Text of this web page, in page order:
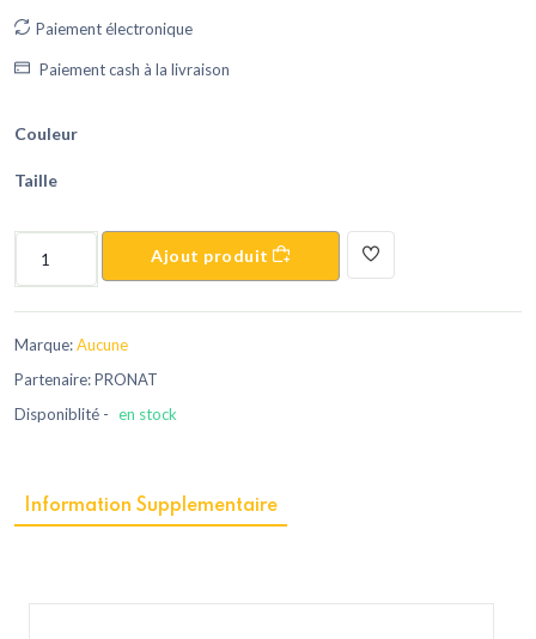
Paiement électronique
Paiement cash à la livraison
Couleur
Taille
Ajout produit
Marque:Aucune
Partenaire: PRONAT
Disponiblité - en stock
Information Supplementaire